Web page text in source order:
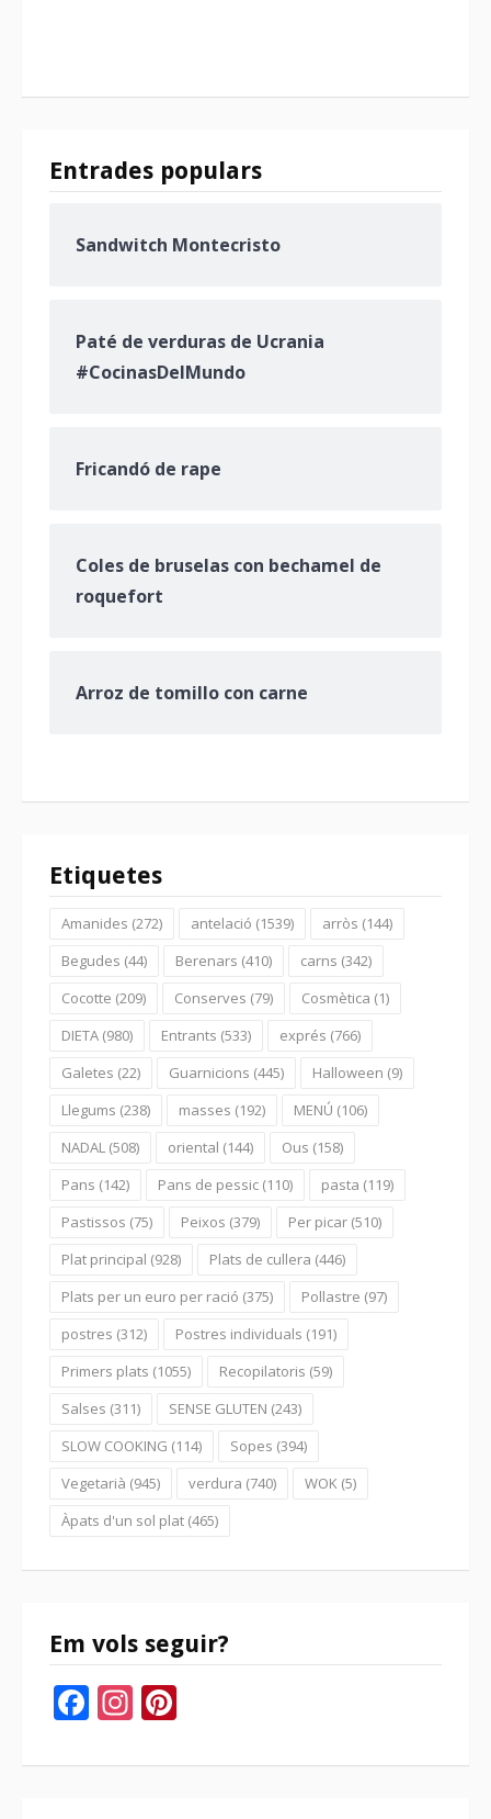
Entrades populars
Sandwitch Montecristo
Paté de verduras de Ucrania
#CocinasDelMundo
Fricandó de rape
Coles de bruselas con bechamel de
roquefort
Arroz de tomillo con carne
Etiquetes
Amanides (272) antelació (1539) arròs (144)
Begudes (44) Berenars (410) carns (342)
Cocotte (209) Conserves (79) Cosmètica (1)
DIETA (980) Entrants (533) exprés (766)
Galetes (22) Guarnicions (445) Halloween (9)
Llegums (238) masses (192) MENÚ (106)
NADAL (508) oriental (144) Ous (158)
Pans (142) Pans de pessic (110) pasta (119)
Pastissos (75) Peixos (379) Per picar (510)
Plat principal (928) Plats de cullera (446)
Plats per un euro per ració (375) Pollastre (97)
postres (312) Postres individuals (191)
Primers plats (1055) Recopilatoris (59)
Salses (311) SENSE GLUTEN (243)
SLOW COOKING (114) Sopes (394)
Vegetarià (945) verdura (740) WOK (5)
Àpats d'un sol plat (465)
Em vols seguir?
Facebook
Instagram